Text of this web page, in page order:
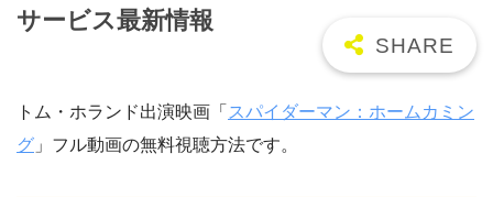
サービス最新情報
トム・ホランド出演映画「 スパイダーマン：ホームカミン
グ 」フル動画の無料視聴方法です。